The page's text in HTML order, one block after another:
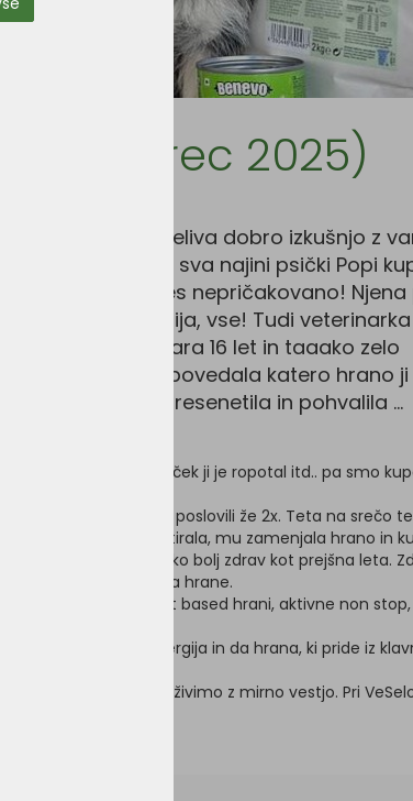
(marec 2025)
in z veseljem deliva dobro izkušnjo z
6 let nazaj ko sva najini psički Popi
zgodilo se je reees nepričakovano!
vitalnost, energija, vse! Tudi
delamo, da je stara 16 let in taaako zelo
ji z malo strahu povedala katero hrano
pozitivno presenetila in pohvalila ...
psička driske, trebušček ji je ropotal itd.. pa smo
Barta pa so se skoraj poslovili že 2x. Teta na srečo
in tudi naju kontaktirala, mu zamenjala hrano in
in živi še danes veliko bolj zdrav kot prejšna leta.
pa ga je le menjava hrane.
in Loli sta tud na plant based hrani, aktivne non
nabira temna energija in da hrana, ki pride iz
škodujemo in lahko živimo z mirno vestjo. Pri